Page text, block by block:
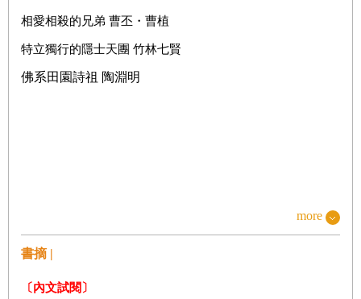
相愛相殺的兄弟 曹丕・曹植
特立獨行的隱士天團 竹林七賢
佛系田園詩祖 陶淵明
more
書摘 |
〔內文試閱〕